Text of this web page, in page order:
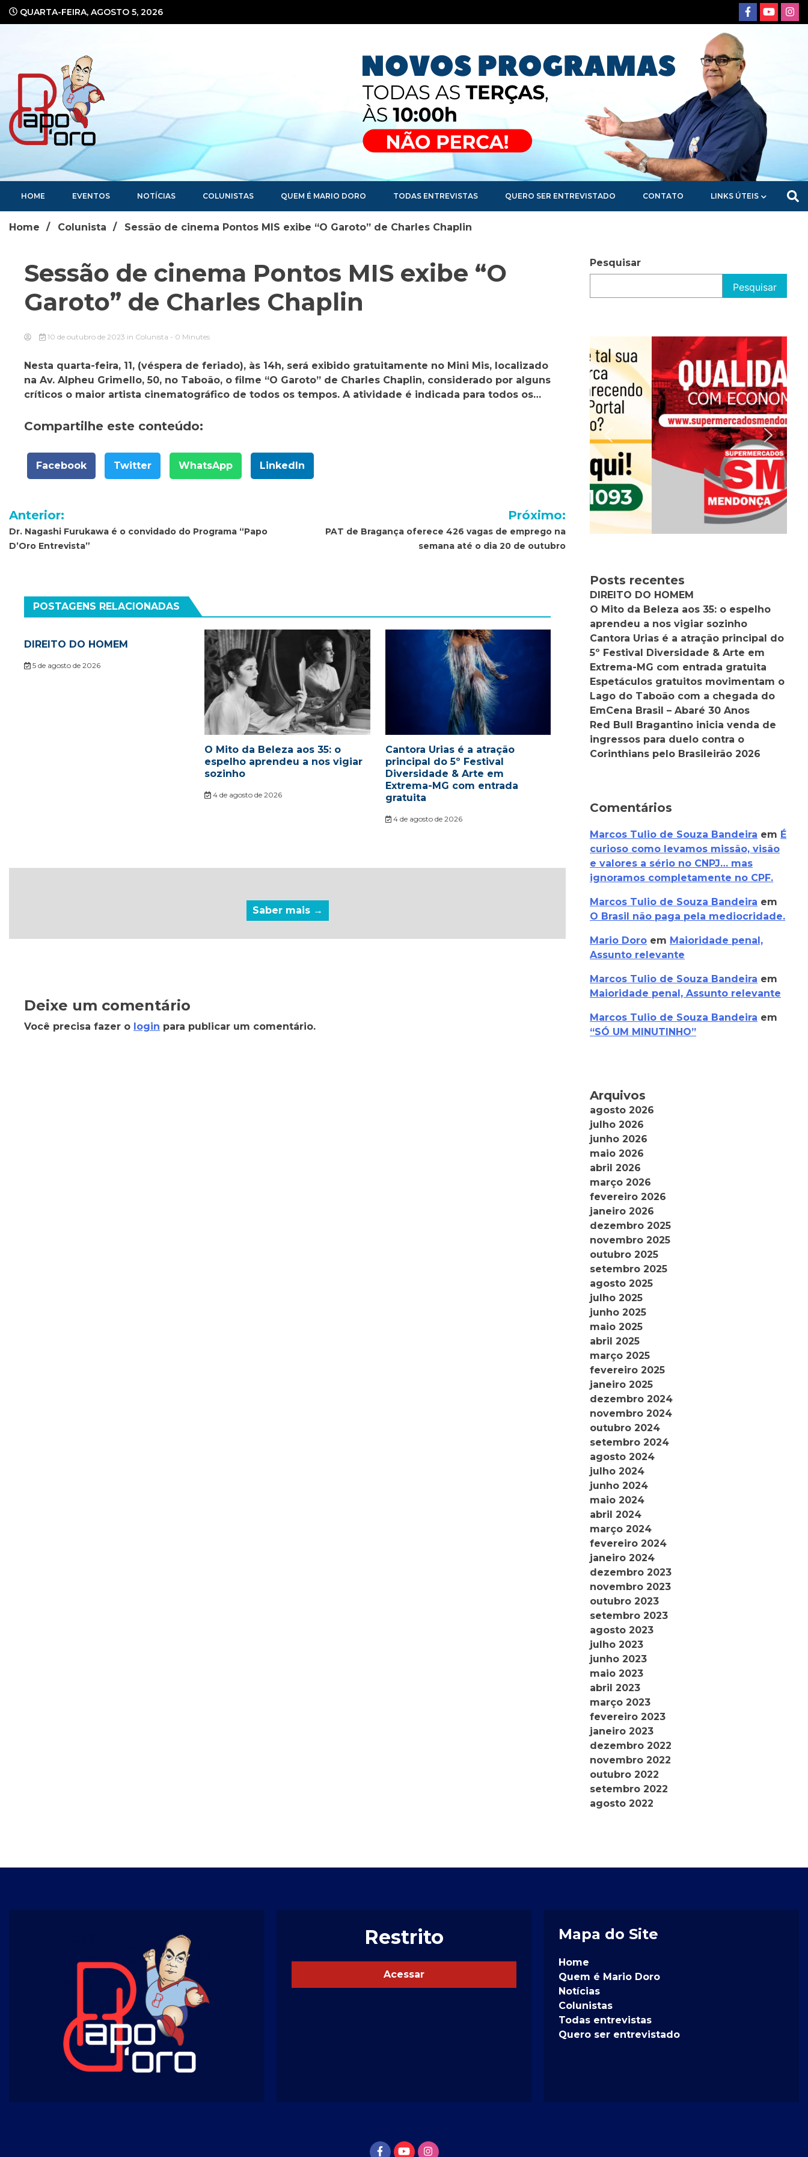
QUARTA-FEIRA, AGOSTO 5, 2026
Portal de Notícias
HOME EVENTOS NOTÍCIAS COLUNISTAS QUEM É MARIO DORO TODAS ENTREVISTAS QUERO SER ENTREVISTADO CONTATO LINKS ÚTEIS
Home Colunista Sessão de cinema Pontos MIS exibe “O Garoto” de Charles Chaplin
Sessão de cinema Pontos MIS exibe “O
Garoto” de Charles Chaplin
10 de outubro de 2023 in Colunista - 0 Minutes
Nesta quarta-feira, 11, (véspera de feriado), às 14h, será exibido gratuitamente no Mini Mis, localizado
na Av. Alpheu Grimello, 50, no Taboão, o filme “O Garoto” de Charles Chaplin, considerado por alguns
críticos o maior artista cinematográfico de todos os tempos. A atividade é indicada para todos os…
Compartilhe este conteúdo:
Facebook Twitter WhatsApp LinkedIn
Navegação
de
Anterior:
Dr. Nagashi Furukawa é o convidado do Programa “Papo
D’Oro Entrevista”
Próximo:
PAT de Bragança oferece 426 vagas de emprego na
semana até o dia 20 de outubro
POSTAGENS RELACIONADAS
DIREITO DO HOMEM
5 de agosto de 2026
O Mito da Beleza aos 35: o
espelho aprendeu a nos vigiar
sozinho
4 de agosto de 2026
Cantora Urias é a atração
principal do 5º Festival
Diversidade & Arte em
Extrema-MG com entrada
gratuita
4 de agosto de 2026
Saber mais →
Deixe um comentário
Você precisa fazer o login para publicar um comentário.
Pesquisar
Pesquisar
Posts recentes
DIREITO DO HOMEM
O Mito da Beleza aos 35: o espelho
aprendeu a nos vigiar sozinho
Cantora Urias é a atração principal do
5º Festival Diversidade & Arte em
Extrema-MG com entrada gratuita
Espetáculos gratuitos movimentam o
Lago do Taboão com a chegada do
EmCena Brasil – Abaré 30 Anos
Red Bull Bragantino inicia venda de
ingressos para duelo contra o
Corinthians pelo Brasileirão 2026
Comentários
Marcos Tulio de Souza Bandeira em É
curioso como levamos missão, visão
e valores a sério no CNPJ… mas
ignoramos completamente no CPF.
Marcos Tulio de Souza Bandeira em
O Brasil não paga pela mediocridade.
Mario Doro em Maioridade penal,
Assunto relevante
Marcos Tulio de Souza Bandeira em
Maioridade penal, Assunto relevante
Marcos Tulio de Souza Bandeira em
“SÓ UM MINUTINHO”
Arquivos
agosto 2026
julho 2026
junho 2026
maio 2026
abril 2026
março 2026
fevereiro 2026
janeiro 2026
dezembro 2025
novembro 2025
outubro 2025
setembro 2025
agosto 2025
julho 2025
junho 2025
maio 2025
abril 2025
março 2025
fevereiro 2025
janeiro 2025
dezembro 2024
novembro 2024
outubro 2024
setembro 2024
agosto 2024
julho 2024
junho 2024
maio 2024
abril 2024
março 2024
fevereiro 2024
janeiro 2024
dezembro 2023
novembro 2023
outubro 2023
setembro 2023
agosto 2023
julho 2023
junho 2023
maio 2023
abril 2023
março 2023
fevereiro 2023
janeiro 2023
dezembro 2022
novembro 2022
outubro 2022
setembro 2022
agosto 2022
Restrito
Acessar
Mapa do Site
Home
Quem é Mario Doro
Notícias
Colunistas
Todas entrevistas
Quero ser entrevistado